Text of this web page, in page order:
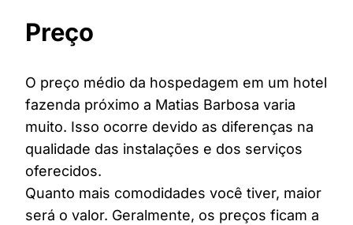
Preço
O preço médio da hospedagem em um hotel
fazenda próximo a Matias Barbosa varia
muito. Isso ocorre devido as diferenças na
qualidade das instalações e dos serviços
oferecidos.
Quanto mais comodidades você tiver, maior
será o valor. Geralmente, os preços ficam a